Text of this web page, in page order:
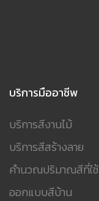
บริการมืออาชีพ
บริการสีงานไม้
บริการสีสร้างลาย
คำนวณปริมาณสีที่ใช้
ออกแบบสีบ้าน